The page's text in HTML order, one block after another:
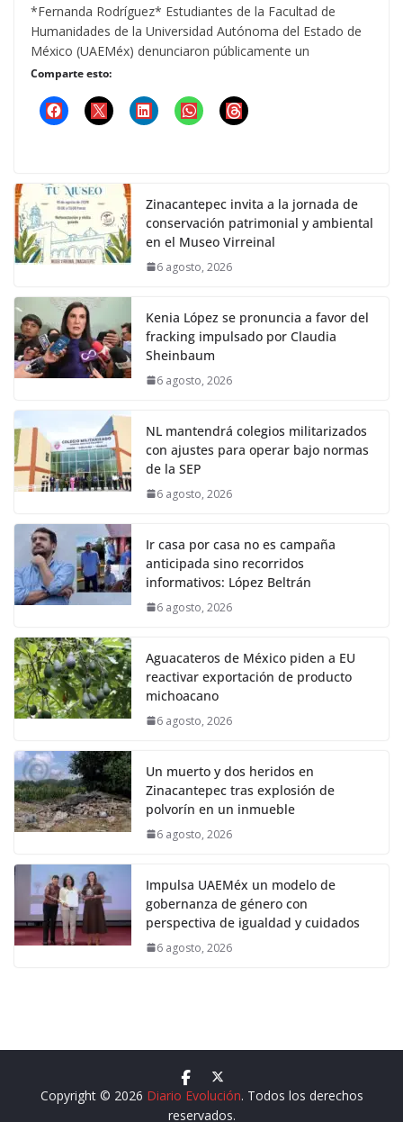
*Fernanda Rodríguez* Estudiantes de la Facultad de
Humanidades de la Universidad Autónoma del Estado de
México (UAEMéx) denunciaron públicamente un
Comparte esto:
Zinacantepec invita a la jornada de
conservación patrimonial y ambiental
en el Museo Virreinal
6 agosto, 2026
Kenia López se pronuncia a favor del
fracking impulsado por Claudia
Sheinbaum
6 agosto, 2026
NL mantendrá colegios militarizados
con ajustes para operar bajo normas
de la SEP
6 agosto, 2026
Ir casa por casa no es campaña
anticipada sino recorridos
informativos: López Beltrán
6 agosto, 2026
Aguacateros de México piden a EU
reactivar exportación de producto
michoacano
6 agosto, 2026
Un muerto y dos heridos en
Zinacantepec tras explosión de
polvorín en un inmueble
6 agosto, 2026
Impulsa UAEMéx un modelo de
gobernanza de género con
perspectiva de igualdad y cuidados
6 agosto, 2026
Copyright © 2026 Diario Evolución. Todos los derechos
reservados.